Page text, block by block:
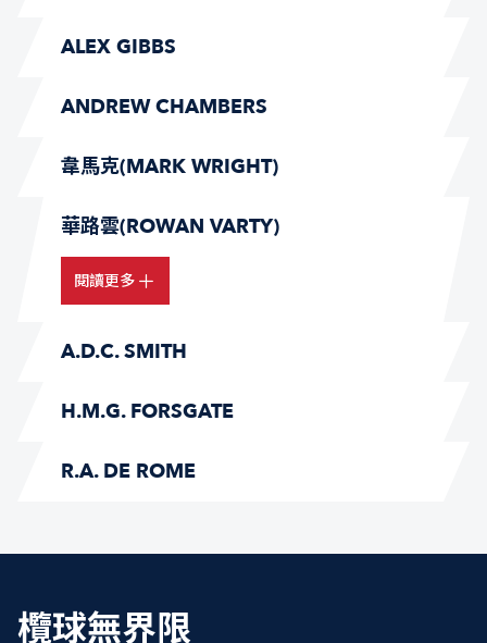
ALEX GIBBS
ANDREW CHAMBERS
韋馬克(MARK WRIGHT)
華路雲(ROWAN VARTY)
閱讀更多
A.D.C. SMITH
H.M.G. FORSGATE
R.A. DE ROME
欖球無界限